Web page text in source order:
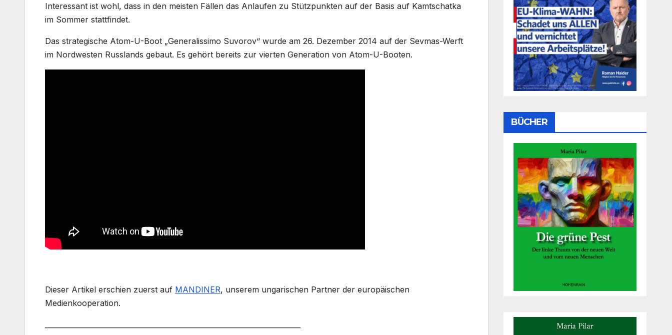
Interessant ist wohl, dass in den meisten Fällen das Anlaufen zu Stützpunkten auf der Basis auf Kamtschatka
im Sommer stattfindet.
Das strategische Atom-U-Boot „Generalissimo Suvorov“ wurde am 26. Dezember 2014 auf der Sevmas-Werft
im Nordwesten Russlands gebaut. Es gehört bereits zur vierten Generation von Atom-U-Booten.
Dieser Artikel erschien zuerst auf MANDINER, unserem ungarischen Partner der europäischen
Medienkooperation.
BÜCHER